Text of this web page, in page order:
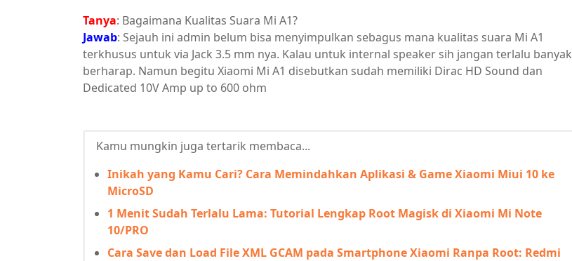
Tanya: Bagaimana Kualitas Suara Mi A1?
Jawab: Sejauh ini admin belum bisa menyimpulkan sebagus mana kualitas suara Mi A1
terkhusus untuk via Jack 3.5 mm nya. Kalau untuk internal speaker sih jangan terlalu banyak
berharap. Namun begitu Xiaomi Mi A1 disebutkan sudah memiliki Dirac HD Sound dan
Dedicated 10V Amp up to 600 ohm
Kamu mungkin juga tertarik membaca...
Inikah yang Kamu Cari? Cara Memindahkan Aplikasi & Game Xiaomi Miui 10 ke
MicroSD
1 Menit Sudah Terlalu Lama: Tutorial Lengkap Root Magisk di Xiaomi Mi Note
10/PRO
Cara Save dan Load File XML GCAM pada Smartphone Xiaomi Ranpa Root: Redmi